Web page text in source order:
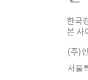
한국
본 사
(주)
서울